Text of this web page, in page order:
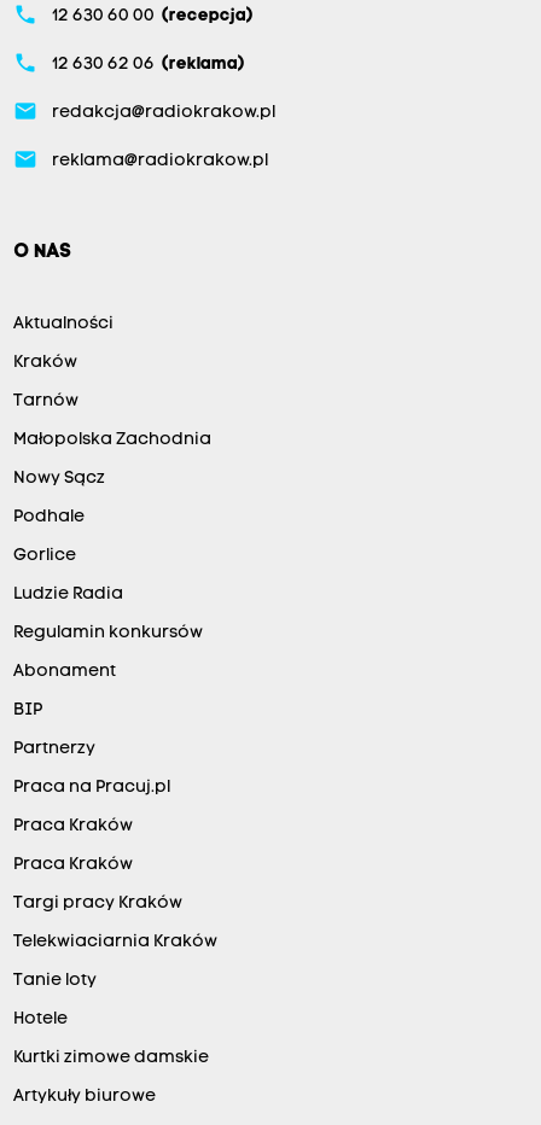
phone 12 630 60 00 (recepcja)
phone 12 630 62 06 (reklama)
email redakcja@radiokrakow.pl
email reklama@radiokrakow.pl
O NAS
Aktualności
Kraków
Tarnów
Małopolska Zachodnia
Nowy Sącz
Podhale
Gorlice
Ludzie Radia
Regulamin konkursów
Abonament
BIP
Partnerzy
Praca na Pracuj.pl
Praca Kraków
Praca Kraków
Targi pracy Kraków
Telekwiaciarnia Kraków
Tanie loty
Hotele
Kurtki zimowe damskie
Artykuły biurowe